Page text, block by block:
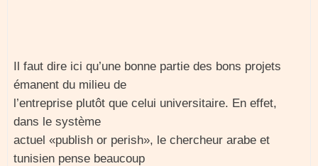
Il faut dire ici qu’une bonne partie des bons projets
émanent du milieu de
l’entreprise plutôt que celui universitaire. En effet,
dans le système
actuel «publish or perish», le chercheur arabe et
tunisien pense beaucoup